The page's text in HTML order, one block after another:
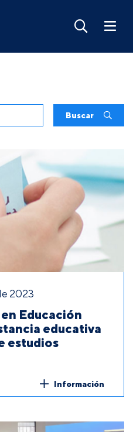
Buscar
2023
Educación
educativa
estudios
Información